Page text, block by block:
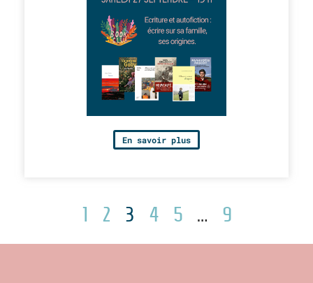
En savoir plus
1 2 3 4 5 … 9